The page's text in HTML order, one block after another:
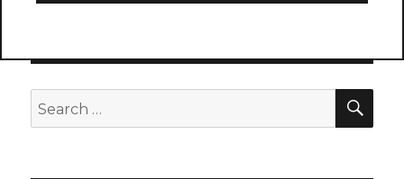
Search
for: